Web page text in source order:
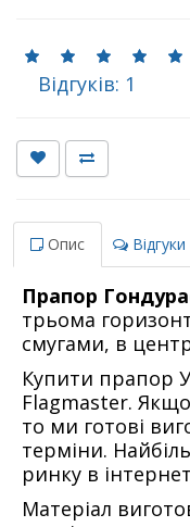
Відгуків: 1
Опис
Прапор
трьома
смугами, в
Купити прапор
Flagmaster.
то ми готові
терміни.
ринку в
Матеріал